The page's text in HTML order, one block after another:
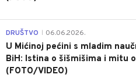
DRUŠTVO 06.06.2026.
U Mićinoj pećini s mladim
BiH: Istina o šišmišima i mitu
(FOTO/VIDEO)